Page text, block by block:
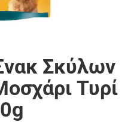
Σκύλων
Τυρί